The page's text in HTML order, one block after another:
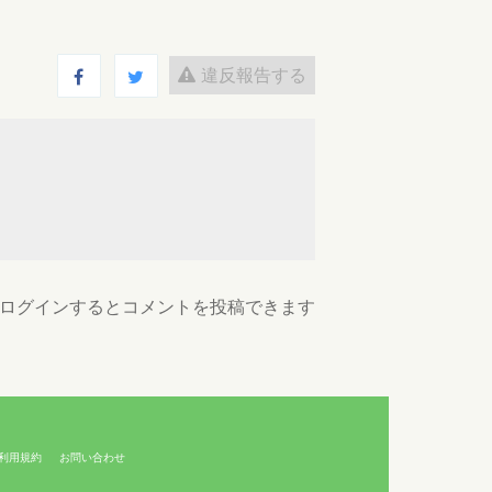
違反報告する
グインするとコメントを投稿できます
用規約 お問い合わせ